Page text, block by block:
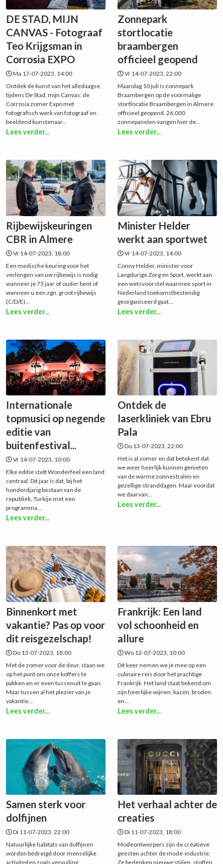
DE STAD, MIJN
CANVAS - Fotograaf
Teo Krijgsman in
Corrosia EXPO
Ma 17-07-2023, 14:00
Ontdek de kunst van het alledaagse
tijdens De Stad, mijn Canvas: de
Corrosia zomer Expo met
fotografisch werk van fotograaf en
beeldend kunstenaar...
Lees verder...
Zonnepark
stortlocatie
braambergen
officieel geopend
Vr 14-07-2023, 22:00
Maandag 10 juli is zonnepark
Braambergen op de voormalige
stortlocatie Braambergen in Almere
officieel geopend. 26.000
zonnepanelen vangen hier de...
Lees verder...
Rijbewijskeuringen
CBR in Almere
Vr 14-07-2023, 18:00
Een medische keuring voor het
verlengen van uw rijbewijs is nodig
wanneer je 75 jaar of ouder bent of
wanneer u een zgn. groot rijbewijs
(C/D/E)...
Lees verder...
Minister Helder
werkt aan sportwet
Vr 14-07-2023, 14:00
Conny Helder, minister voor
Langdurige Zorg en Sport, werkt aan
een wetsvoorstel waarmee sport in
Nederland toekomstbestendig
georganiseerd gaat...
Lees verder...
Internationale
topmusici op negende
editie van
buitenfestival...
Vr 14-07-2023, 10:00
Elke editie stelt Wonderfeel een land
centraal. Dit jaar is dat, bij het
honderdjarig bestaan van de
republiek, Turkije met een
programma...
Lees verder...
Ontdek de
laserkliniek van Ebru
Pala
Do 13-07-2023, 22:00
Het is al zomer en dat betekent dat
we weer heerlijk kunnen genieten
van de warme zonnestralen en
gezellige stranddagen. Maar voordat
we daarvan...
Lees verder...
Binnenkort met
vakantie? Pas op voor
dit reisgezelschap!
Do 13-07-2023, 18:00
Met de zomer voor de deur, staan we
op het punt om onze koffers te
pakken en er even tussenuit te gaan.
Maar tussen al het plezier van je
vakantie...
Lees verder...
Frankrijk: Een land
vol schoonheid en
allure
Wo 12-07-2023, 10:00
Dit keer nemen we je mee op een
culinaire reis door het prachtige
Frankrijk. Het land staat bekend om
zijn heerlijke wijnen, kazen, broden
en...
Lees verder...
Samen sterk voor
dolfijnen
Di 11-07-2023, 22:00
Natuurlijke habitats van dolfijnen
worden bedreigd door menselijke
activiteiten zoals vervuiling,
Het verhaal achter de
creaties
Di 11-07-2023, 18:00
Modeontwerpers zijn de creatieve
geesten achter de mode-industrie.
Ze bedenken nieuwe stijlen, stoffen,